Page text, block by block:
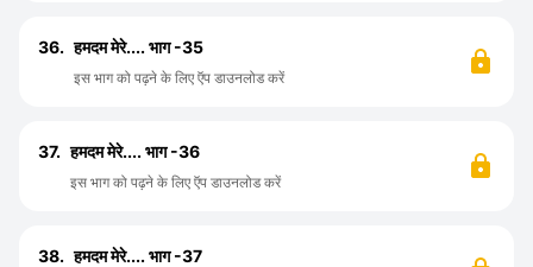
36. हमदम मेरे.... भाग -35
इस भाग को पढ़ने के लिए ऍप डाउनलोड करें
37. हमदम मेरे.... भाग -36
इस भाग को पढ़ने के लिए ऍप डाउनलोड करें
38. हमदम मेरे.... भाग -37